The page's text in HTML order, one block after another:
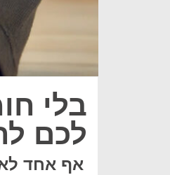
בלי
לכם
אף אחד לא